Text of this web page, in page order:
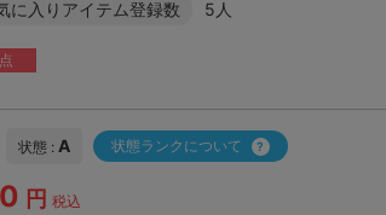
に入りアイテム登録数 5人
状態 : A 状態ランクについて
円 税込